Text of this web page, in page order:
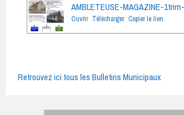
AMBLETEUSE-MAGAZINE-
Ouvrir Télécharger Copier le lien
Retrouvez ici tous les Bulletins Municipaux